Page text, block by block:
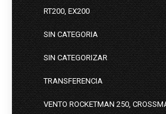
RT200, EX200
SIN CATEGORIA
SIN CATEGORIZAR
TRANSFERENCIA
VENTO ROCKETMAN 250,